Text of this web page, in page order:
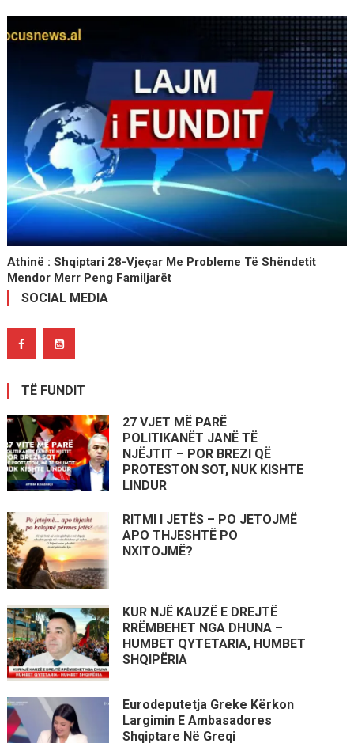
Athinë : Shqiptari 28-Vjeçar Me Probleme Të Shëndetit
Mendor Merr Peng Familjarët
SOCIAL MEDIA
TË FUNDIT
27 VJET MË PARË
POLITIKANËT JANË TË
NJËJTIT – POR BREZI QË
PROTESTON SOT, NUK KISHTE
LINDUR
RITMI I JETËS – PO JETOJMË
APO THJESHTË PO
NXITOJMË?
KUR NJË KAUZË E DREJTË
RRËMBEHET NGA DHUNA –
HUMBET QYTETARIA, HUMBET
SHQIPËRIA
Eurodeputetja Greke Kërkon
Largimin E Ambasadores
Shqiptare Në Greqi